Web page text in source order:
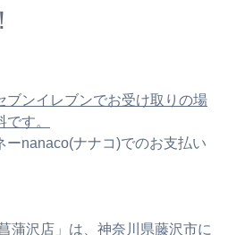
ブンイレブンでお受け取りの場
す。
ーnanaco(ナナコ)でのお支払い
蒲沢店」は、神奈川県藤沢市に